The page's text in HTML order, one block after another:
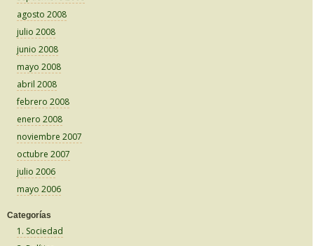
agosto 2008
julio 2008
junio 2008
mayo 2008
abril 2008
febrero 2008
enero 2008
noviembre 2007
octubre 2007
julio 2006
mayo 2006
Categorías
1. Sociedad